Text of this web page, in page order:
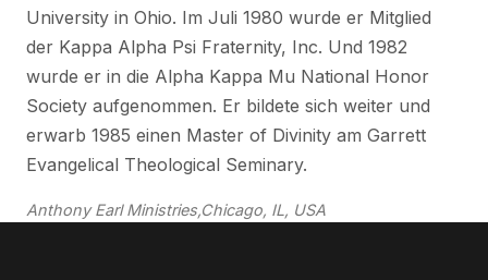
University in Ohio. Im Juli 1980 wurde er Mitglied
der Kappa Alpha Psi Fraternity, Inc. Und 1982
wurde er in die Alpha Kappa Mu National Honor
Society aufgenommen. Er bildete sich weiter und
erwarb 1985 einen Master of Divinity am Garrett
Evangelical Theological Seminary.
Anthony Earl Ministries,Chicago, IL, USA